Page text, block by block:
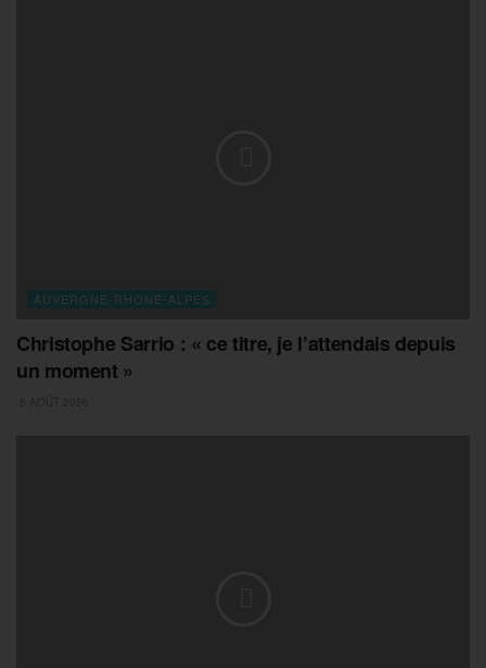
AUVERGNE-RHONE-ALPES
Christophe Sarrio : « ce titre, je l’attendais depuis
un moment »